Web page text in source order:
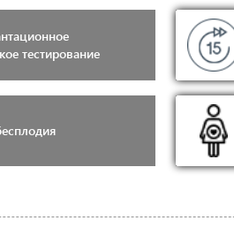
тестирование